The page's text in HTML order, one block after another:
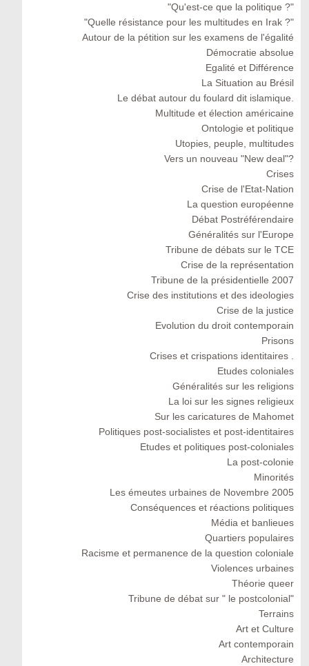
"Qu'est-ce que la politique ?"
"Quelle résistance pour les multitudes en Irak ?"
Autour de la pétition sur les examens de l'égalité
Démocratie absolue
Egalité et Différence
La Situation au Brésil
Le débat autour du foulard dit islamique.
Multitude et élection américaine
Ontologie et politique
Utopies, peuple, multitudes
Vers un nouveau "New deal"?
Crises
Crise de l'Etat-Nation
La question européenne
Débat Postréférendaire
Généralités sur l'Europe
Tribune de débats sur le TCE
Crise de la représentation
Tribune de la présidentielle 2007
Crise des institutions et des ideologies
Crise de la justice
Evolution du droit contemporain
Prisons
Crises et crispations identitaires .
Etudes coloniales
Généralités sur les religions
La loi sur les signes religieux
Sur les caricatures de Mahomet
Politiques post-socialistes et post-identitaires
Etudes et politiques post-coloniales
La post-colonie
Minorités
Les émeutes urbaines de Novembre 2005
Conséquences et réactions politiques
Média et banlieues
Quartiers populaires
Racisme et permanence de la question coloniale
Violences urbaines
Théorie queer
Tribune de débat sur " le postcolonial"
Terrains
Art et Culture
Art contemporain
Architecture